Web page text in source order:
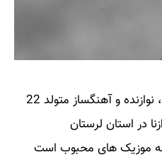
خواننده سبک پاپ، نوازنده و آهنگساز متولد 22
در شهر ازنا در استان لرستان
موزیک های محبوب است